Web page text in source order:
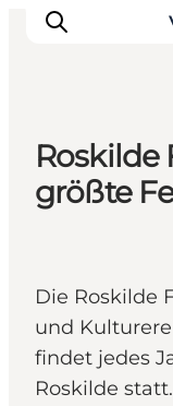
Inspiration
Regionen
Roskilde
größte
Die Roskilde
und
findet jedes
Roskilde